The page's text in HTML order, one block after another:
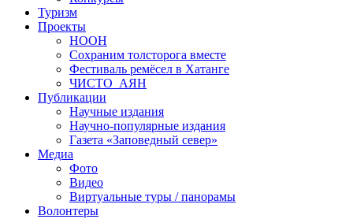
Туризм
Проекты
НООН
Сохраним толсторога вместе
Фестиваль ремёсел в Хатанге
ЧИСТО_АЯН
Публикации
Научные издания
Научно-популярные издания
Газета «Заповедный север»
Медиа
Фото
Видео
Виртуальные туры / панорамы
Волонтеры